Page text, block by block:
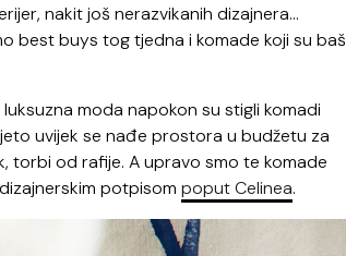
nakit još nerazvikanih dizajnera…
best buys tog tjedna i komade koji su baš
moda napokon su stigli komadi
uvijek se nađe prostora u budžetu za
torbi od rafije. A upravo smo te komade
potpisom poput Celinea.